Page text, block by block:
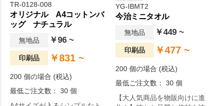
TR-0128-008
オリジナル A4コットンバ
ッグ ナチュラル
無地品 ￥96 ~
印刷品 ￥831 ~
200 個の場合 (税込)
最低ご注文数： 30 個
YG-IBMT2
今治ミニタオル
無地品 ￥449 ~
印刷品 ￥477 ~
200 個の場合 (税込)
最低ご注文数： 30 個
【大人気商品を物販向けに進